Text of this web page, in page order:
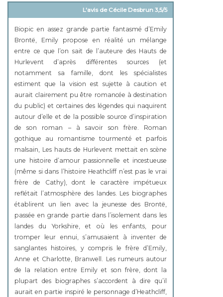
L'avis de Cécile Desbrun 3,5/5
Biopic en assez grande partie fantasmé d’Emily
Brontë, Emily propose en réalité un mélange
entre ce que l’on sait de l’auteure des Hauts de
Hurlevent d’après différentes sources (et
notamment sa famille, dont les spécialistes
estiment que la vision est sujette à caution et
aurait clairement pu être romancée à destination
du public) et certaines des légendes qui naquirent
autour d’elle et de la possible source d’inspiration
de son roman – à savoir son frère. Roman
gothique au romantisme tourmenté et parfois
malsain, Les hauts de Hurlevent mettait en scène
une histoire d’amour passionnelle et incestueuse
(même si dans l’histoire Heathcliff n’est pas le vrai
frère de Cathy), dont le caractère impétueux
reflétait l’atmosphère des landes. Les biographes
établirent un lien avec la jeunesse des Brontë,
passée en grande partie dans l’isolement dans les
landes du Yorkshire, et où les enfants, pour
tromper leur ennui, s’amusaient à inventer de
sanglantes histoires, y compris le frère d’Emily,
Anne et Charlotte, Branwell. Les rumeurs autour
de la relation entre Emily et son frère, dont la
plupart des biographes s’accordent à dire qu’il
aurait en partie inspiré le personnage d’Heathcliff,